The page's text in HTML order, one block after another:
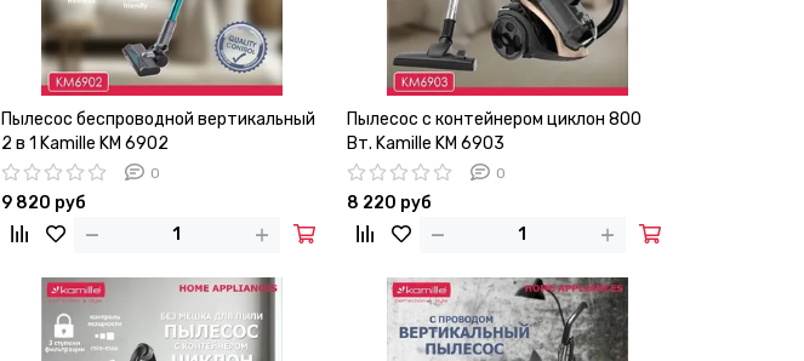
Пылесос беспроводной вертикальный
2 в 1 Kamille KM 6902
0
9 820 руб
Пылесос с контейнером циклон 800
Вт. Kamille KM 6903
0
8 220 руб